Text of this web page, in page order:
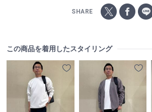
SHARE
この商品を着用したスタイリング